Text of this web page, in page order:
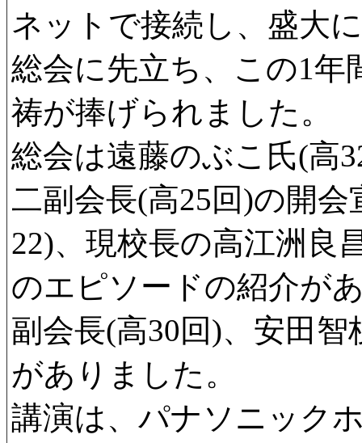
ネットで接続し、盛大
総会に先立ち、この1年
祷が捧げられました。
総会は遠藤のぶこ氏(高
二副会長(高25回)の開
22)、現校長の高江洲良
のエピソードの紹介が
副会長(高30回)、安田
がありました。
講演は、パナソニック